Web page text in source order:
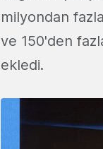
milyondan
ve 150'den
ekledi.